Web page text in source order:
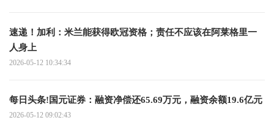
速递！加利：米兰能获得欧冠资格；责任不应该在阿莱格里一
人身上
2026-05-12 10:34:34
每日头条!国元证券：融资净偿还65.69万元，融资余额19.6亿元
2026-05-12 09:02:43